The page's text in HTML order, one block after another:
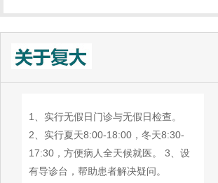
1、实行无假日门诊与无假日检查。
2、实行夏天8:00-18:00，冬天8:30-
17:30，方便病人全天候就医。 3、设
有导诊台，帮助患者解决疑问。